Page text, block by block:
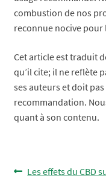
combustion de nos
reconnue nocive pour
Cet article est traduit
qu’il cite; il ne reflète
ses auteurs et doit
recommandation.
quant à son contenu.
Navigation
Article
Les effets du CBD